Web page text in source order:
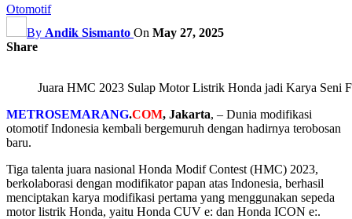
Otomotif
By Andik Sismanto On May 27, 2025
Share
Juara HMC 2023 Sulap Motor Listrik Honda jadi Karya Seni
METROSEMARANG.COM, Jakarta, – Dunia modifikasi
otomotif Indonesia kembali bergemuruh dengan hadirnya terobosan
baru.
Tiga talenta juara nasional Honda Modif Contest (HMC) 2023,
berkolaborasi dengan modifikator papan atas Indonesia, berhasil
menciptakan karya modifikasi pertama yang menggunakan sepeda
motor listrik Honda, yaitu Honda CUV e: dan Honda ICON e:.